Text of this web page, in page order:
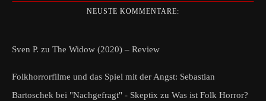
NEUSTE KOMMENTARE:
Sven P. zu The Widow (2020) – Review
Folkhorrorfilme und das Spiel mit der Angst: Sebastian
Bartoschek bei "Nachgefragt" - Skeptix zu Was ist Folk Horror?